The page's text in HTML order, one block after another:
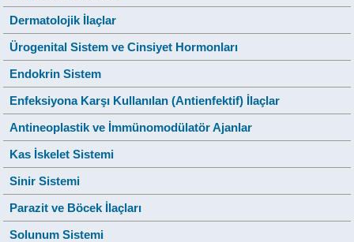
Dermatolojik İlaçlar
Ürogenital Sistem ve Cinsiyet Hormonları
Endokrin Sistem
Enfeksiyona Karşı Kullanılan (Antienfektif) İlaçlar
Antineoplastik ve İmmünomodülatör Ajanlar
Kas İskelet Sistemi
Sinir Sistemi
Parazit ve Böcek İlaçları
Solunum Sistemi